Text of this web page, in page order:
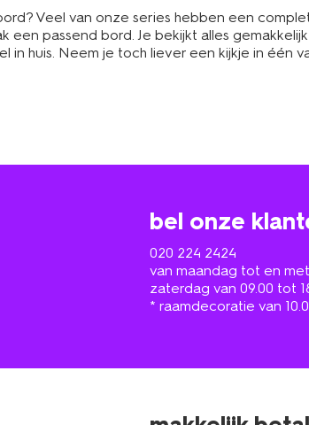
Veel van onze series hebben een
een passend bord. Je bekijkt alles
in huis. Neem je toch liever een kijkje in
bel onze
020 224 2424
van maandag tot en
zaterdag van 09.00 tot
* raamdecoratie van